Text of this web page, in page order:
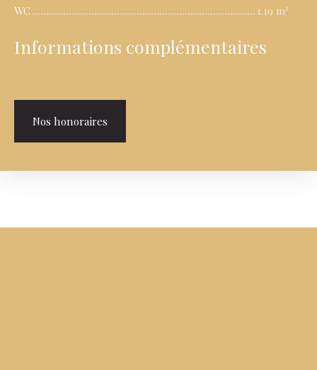
WC
1.19 m²
Informations complémentaires
Nos honoraires